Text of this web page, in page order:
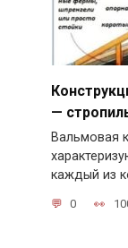
—
Вальмовая
каждый из
0